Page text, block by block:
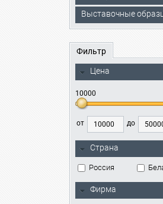
Выставочные
Фильтр
Цена
10000
от до
Страна
Россия
Фирма